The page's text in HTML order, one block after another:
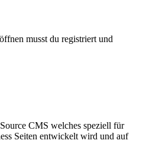
musst du registriert und
CMS welches speziell für
Seiten entwickelt wird und auf